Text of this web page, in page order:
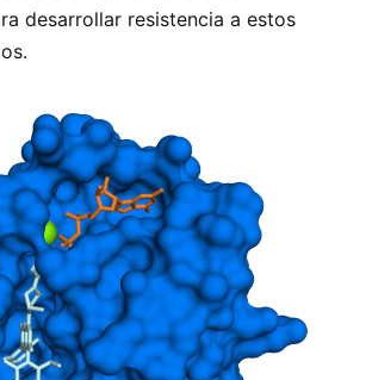
desarrollar resistencia a estos